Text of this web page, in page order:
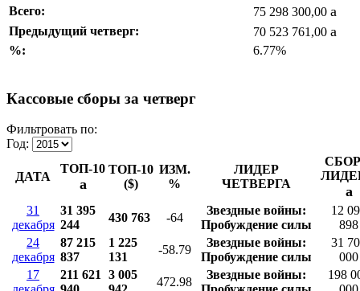
Всего:
75 298 300,00 a
Предыдущий четверг: 70 523 761,00 a
%: 6.77%
Кассовые сборы за четверг
Фильтровать по:
Год:
ДАТА
ТОП-10
a
ТОП-10
($)
ИЗМ.
%
ЛИДЕР
ЧЕТВЕРГА
a
31
декабря
31 395
244
430 763 -64
Звездные войны:
Пробуждение силы
12
898
24
декабря
87 215
837
1 225
131
-58.79
Звездные войны:
Пробуждение силы
31
000
17
211 621
3 005
472.98
Звездные войны:
198